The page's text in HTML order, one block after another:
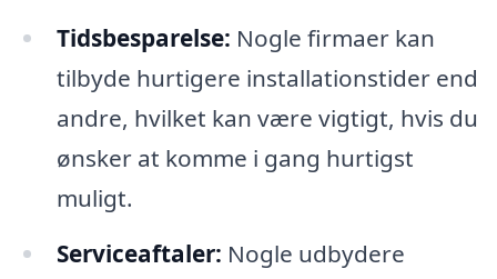
Tidsbesparelse: Nogle firmaer kan
tilbyde hurtigere installationstider end
andre, hvilket kan være vigtigt, hvis du
ønsker at komme i gang hurtigst
muligt.
Serviceaftaler: Nogle udbydere